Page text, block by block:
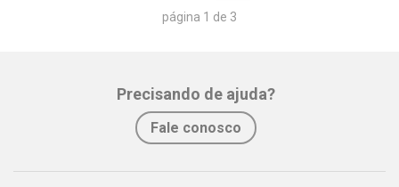
página 1 de 3
Precisando de ajuda?
Fale conosco